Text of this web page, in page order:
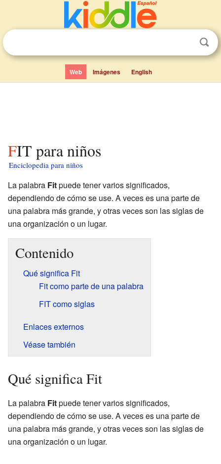
Web Imágenes English
FIT para niños
Enciclopedia para niños
La palabra Fitpuede tener varios significados,
dependiendo de cómo se use. A veces es una parte de
una palabra más grande, y otras veces son las siglas de
una organización o un lugar.
Contenido
Qué significa Fit
Fit como parte de una palabra
FIT como siglas
Enlaces externos
Véase también
Qué significa Fit
La palabra Fitpuede tener varios significados,
dependiendo de cómo se use. A veces es una parte de
una palabra más grande, y otras veces son las siglas de
una organización o un lugar.